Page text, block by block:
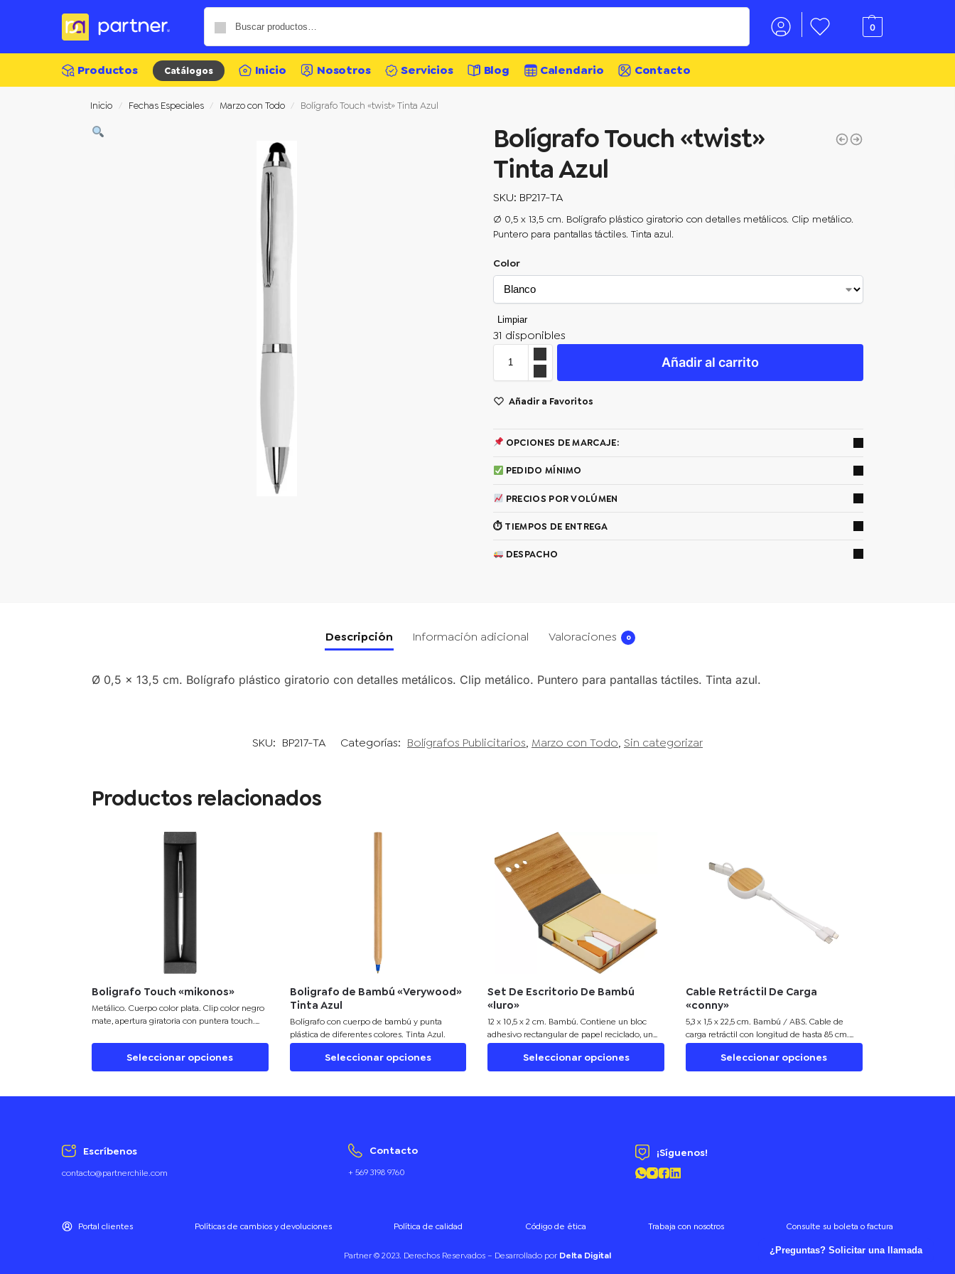
0
Productos Catálogos Inicio Nosotros Servicios Blog Calendario Contacto
Inicio / Fechas Especiales / Marzo con Todo / Bolígrafo Touch «twist» Tinta Azul
Bolígrafo Touch «twist»
Tinta Azul
SKU: BP217-TA
Ø 0,5 x 13,5 cm. Bolígrafo plástico giratorio con detalles metálicos. Clip metálico.
Puntero para pantallas táctiles. Tinta azul.
Color
Limpiar
31 disponibles
Añadir al carrito
Añadir a Favoritos
OPCIONES DE MARCAJE:
PEDIDO MÍNIMO
PRECIOS POR VOLÚMEN
⏱ TIEMPOS DE ENTREGA
DESPACHO
¿Preguntas? Solicitar una llamada
Descripción Información adicional Valoraciones 0
Ø 0,5 x 13,5 cm. Bolígrafo plástico giratorio con detalles metálicos. Clip metálico. Puntero para pantallas táctiles. Tinta azul.
SKU: BP217-TA Categorías: Bolígrafos Publicitarios, Marzo con Todo, Sin categorizar
Productos relacionados
Boligrafo Touch «mikonos»
Metálico. Cuerpo color plata. Clip color negro
mate, apertura giratoria con puntera touch.
cartón. Decape cobrizo claro. Presentación en
caja de regalo.Seleccionar opciones
Boligrafo de Bambú «Verywood»
Tinta Azul
Bolígrafo con cuerpo de bambú y punta
plástica de diferentes colores. Tinta Azul.
Seleccionar opciones
Set De Escritorio De Bambú
«luro»
12 x 10,5 x 2 cm. Bambú. Contiene un bloc
adhesivo rectangular de papel reciclado, un
block adhesivo pequeño de color y 3 blocs en
forma de flecha. El exterior del estuche es de
bambú con detalles de tela, el interior es de
de regalo.
Seleccionar opciones
Cable Retráctil De Carga
«conny»
5,3 x 1,5 x 22,5 cm. Bambú / ABS. Cable de
carga retráctil con longitud de hasta 85 cm.
Posee un conector Lightning, dos conectores
USB-C y un conector USB standard.
Presentación en caja de regalo kraft.
Seleccionar opciones
Escríbenos
contacto@partnerchile.com
Contacto
+ 569 3198 9760
¡Síguenos!
Portal clientes Políticas de cambios y devoluciones Política de calidad Código de ética Trabaja con nosotros Consulte su boleta o factura
Partner © 2023. Derechos Reservados – Desarrollado porDelta Digital